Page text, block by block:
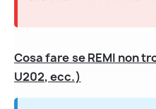
Cosa fare se REMI non
U202, ecc.)